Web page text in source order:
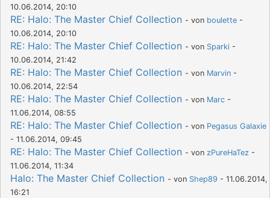
10.06.2014, 20:10
RE: Halo: The Master Chief Collection - von boulette -
10.06.2014, 20:10
RE: Halo: The Master Chief Collection - von Sparki -
10.06.2014, 21:42
RE: Halo: The Master Chief Collection - von Marvin -
10.06.2014, 22:54
RE: Halo: The Master Chief Collection - von Marc -
11.06.2014, 08:55
RE: Halo: The Master Chief Collection - von Pegasus Galaxie
- 11.06.2014, 09:45
RE: Halo: The Master Chief Collection - von zPureHaTez -
11.06.2014, 11:34
Halo: The Master Chief Collection - von Shep89 - 11.06.2014,
16:21